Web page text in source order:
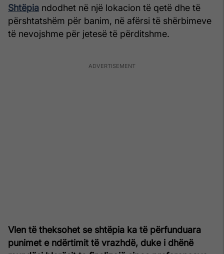
Shtëpia ndodhet në një lokacion të qetë dhe të
përshtatshëm për banim, në afërsi të shërbimeve
të nevojshme për jetesë të përditshme.
Vlen të theksohet se shtëpia ka të përfunduara
punimet e ndërtimit të vrazhdë, duke i dhënë